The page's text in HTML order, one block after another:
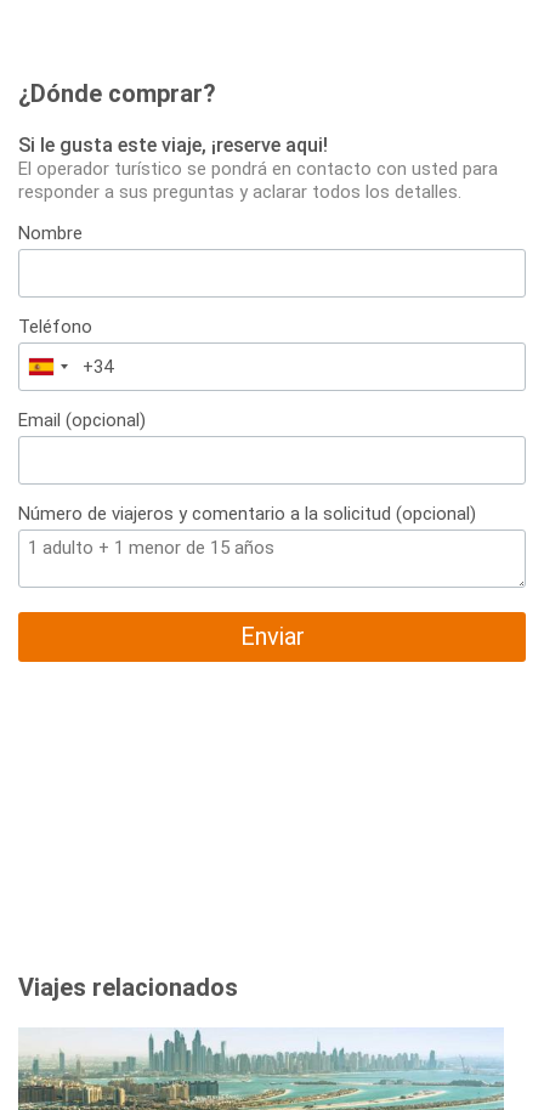
¿Dónde comprar?
Si le gusta este viaje, ¡reserve aqui!
El operador turístico se pondrá en contacto con usted para
responder a sus preguntas y aclarar todos los detalles.
Nombre
Teléfono
España
+34
Email (opcional)
Número de viajeros y comentario a la solicitud (opcional)
Enviar
Viajes relacionados